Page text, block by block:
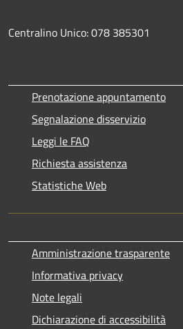
Centralino Unico: 078 385301
Prenotazione appuntamento
Segnalazione disservizio
Leggi le FAQ
Richiesta assistenza
Statistiche Web
Amministrazione trasparente
Informativa privacy
Note legali
Dichiarazione di accessibilità